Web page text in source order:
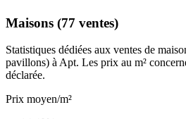
Maisons (77 ventes)
Statistiques dédiées aux ventes de
pavillons) à Apt. Les prix au m²
déclarée.
Prix moyen/m²